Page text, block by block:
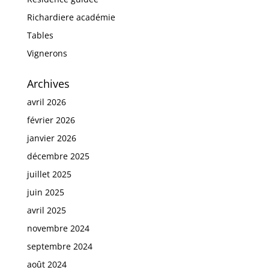
Richardiere académie
Tables
Vignerons
Archives
avril 2026
février 2026
janvier 2026
décembre 2025
juillet 2025
juin 2025
avril 2025
novembre 2024
septembre 2024
août 2024